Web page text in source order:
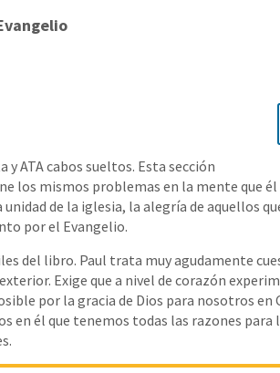
ATA cabos sueltos. Esta sección
los mismos problemas en la mente que él
de la iglesia, la alegría de aquellos
por el Evangelio.
del libro. Paul trata muy agudamente
Exige que a nivel de corazón
por la gracia de Dios para nosotros en
en él que tenemos todas las razones para